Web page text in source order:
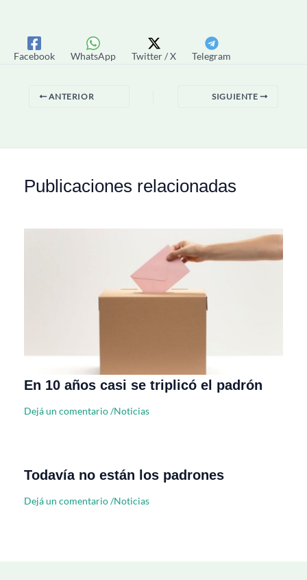
Facebook WhatsApp Twitter / X Telegram
ANTERIOR SIGUIENTE
Publicaciones relacionadas
En 10 años casi se triplicó el padrón
Dejá un comentario/Noticias
Todavía no están los padrones
Dejá un comentario/Noticias